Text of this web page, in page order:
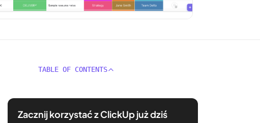
TABLE OF CONTENTS
Zacznij korzystać z ClickUp już dziś